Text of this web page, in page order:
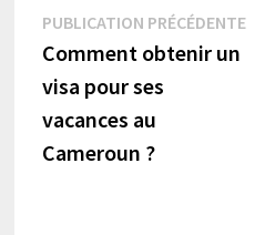
Navigation
de
l’article
PUBLICATION PRÉCÉDENTE
Comment obtenir un
visa pour ses
vacances au
Cameroun ?